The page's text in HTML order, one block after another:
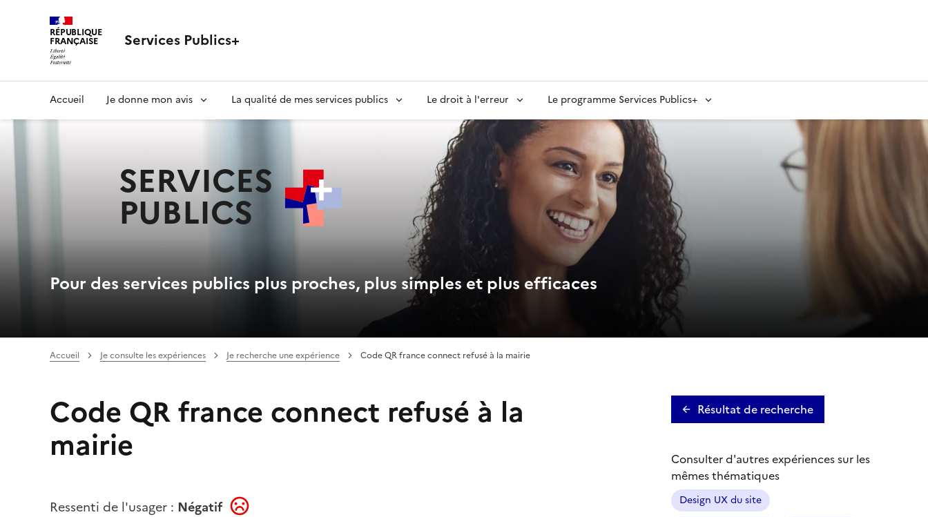
RÉPUBLIQUE
FRANÇAISE Services Publics+
principaleAccueil Je donne mon avis La qualité de mes services publics Le droit à l'erreur Le programme Services Publics+
SERVICES
PUBLICS
Pour des services publics plus proches, plus simples et plus efficaces
Accueil Je consulte les expériences Je recherche une expérience Code QR france connect refusé à la mairie
Code QR france connect refusé à la
mairie
Ressenti de l'usager : Négatif
Résultat de recherche
Consulter d'autres expériences sur les
mêmes thématiques
Design UX du site